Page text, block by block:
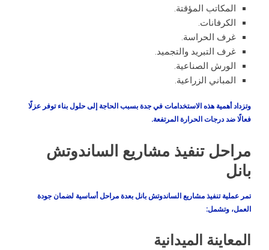
المكاتب المؤقتة.
الكرفانات.
غرف الحراسة.
غرف التبريد والتجميد.
الورش الصناعية.
المباني الزراعية.
وتزداد أهمية هذه الاستخدامات في جدة بسبب الحاجة إلى حلول بناء توفر عزلًا
فعالًا ضد درجات الحرارة المرتفعة.
مراحل تنفيذ مشاريع الساندوتش
بانل
تمر عملية تنفيذ مشاريع الساندوتش بانل بعدة مراحل أساسية لضمان جودة
العمل، وتشمل:
المعاينة الميدانية